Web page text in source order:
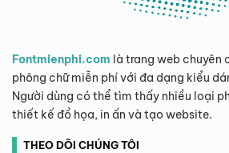
Fontmienphi.com là trang web chuyên
phông chữ miễn phí với đa dạng kiểu
Người dùng có thể tìm thấy nhiều loại
thiết kế đồ họa, in ấn và tạo website.
THEO DÕI CHÚNG TÔI